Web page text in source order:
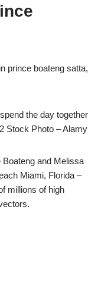
prince boateng satta,
the day together
Stock Photo – Alamy
and Melissa
Miami, Florida –
millions of high